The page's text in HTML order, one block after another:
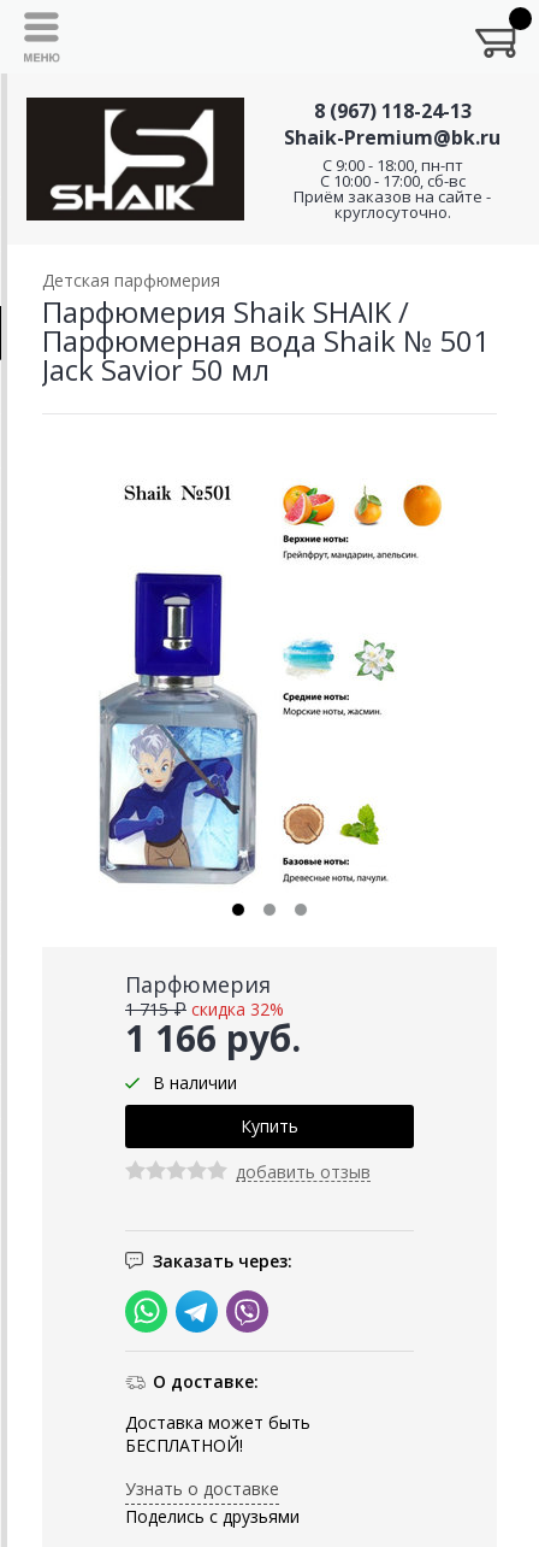
8 (967) 118-24-13
Shaik-Premium@bk.ru
C 9:00 - 18:00, пн-пт
С 10:00 - 17:00, сб-вс
Приём заказов на сайте -
круглосуточно.
Детская парфюмерия
Парфюмерия Shaik SHAIK /
Парфюмерная вода Shaik № 501
Jack Savior 50 мл
Парфюмерия
1 166 руб.
1 715 ₽ скидка 32%
В наличии
добавить отзыв
Заказать через:
О доставке:
Доставка может быть
БЕСПЛАТНОЙ!
Узнать о доставке
Поделись с друзьями